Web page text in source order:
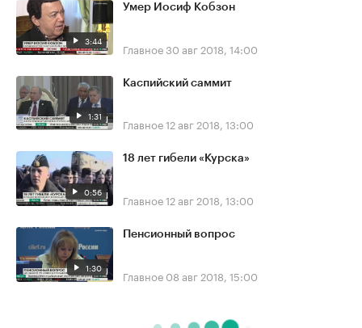
3:44
Умер Иосиф Кобзон
Главное30 авг 2018, 14:00
1:31
Каспийский саммит
Главное12 авг 2018, 13:00
0:56
18 лет гибели «Курска»
Главное12 авг 2018, 13:00
1:30
Пенсионный вопрос
Главное 08 авг 2018, 15:00